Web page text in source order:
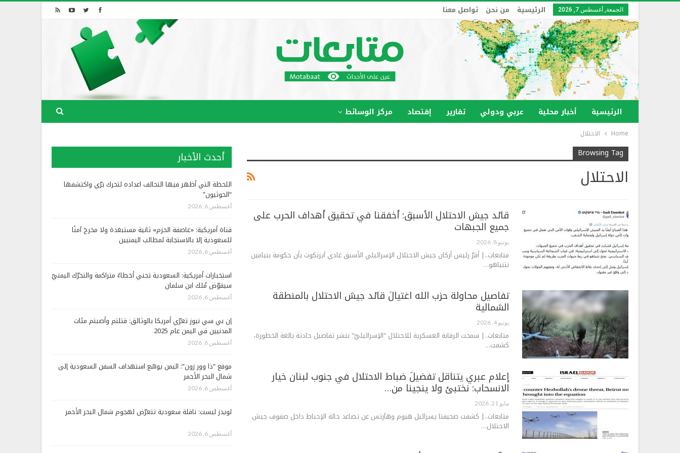
الجمعة, أغسطس 7, 2026 الرئيسية من نحن تواصل معنا
الرئيسية أخبار محلية عربي ودولي تقارير إقتصاد مركز الوسائط
Home الاحتلال
Browsing Tag
الاحتلال
قائد جيش الاحتلال الأسبق: أخفقنا في تحقيق أهداف الحرب على
جميع الجبهات
يونيو 8, 2026
متابعات..| أقرّ رئيس أركان جيش الاحتلال الإسرائيلي الأسبق غادي آيزنكوت بأن حكومة بنيامين
نتنياهو…
تفاصيل محاولة حزب الله اغتيالَ قائد جيش الاحتلال بالمنطقة
الشمالية
يونيو 4, 2026
متابعات..| سمحت الرقابة العسكرية للاحتلال "الإسرائيليّ" بنشر تفاصيل حادثة بالغة الخطورة،
كشفت…
إعلام عبري يتناقل تفضيلَ ضباط الاحتلال في جنوب لبنان خيار
الانسحاب: نختبئ ولا ينجينا من…
مايو 21, 2026
متابعات..| كشفت صحيفتا يسرائيل هيوم وهآرتس عن تصاعد حالة الإحباط داخل صفوف جيش
الاحتلال…
أحدث الأخبار
اللحظة التي أظهر فيها التحالف اعداده لتحرك برّي واكتشفها
“الحوثيون”
أغسطس 6, 2026
قناة أمريكية: «عاصفة الحزم» ثانية مستبعَدة ولا مخرجَ آمنًا
للسعودية إلا بالاستجابة لمطالب اليمنيين
أغسطس 6, 2026
استخبارات أمريكية: السعودية تجني أخطاءً متراكمة والتحرّك اليمنيّ
سيقوّض مُلك ابن سلمان
أغسطس 6, 2026
إن بي سي نيوز تعرّي أمريكا بالوثائق: قتلتم وأصبتم مئات
المدنيين في اليمن عام 2025
أغسطس 6, 2026
موقع “ذا وور زون”: اليمن يوسّع استهداف السفن السعودية إلى
شمال البحر الأحمر
أغسطس 6, 2026
لويدز ليست: ناقلة سعودية تتعرّض لهجوم شمال البحر الأحمر
أغسطس 6, 2026